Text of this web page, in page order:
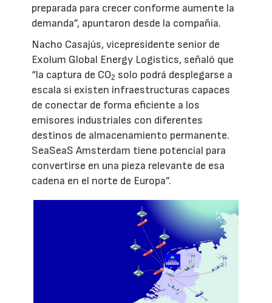
preparada para crecer conforme aumente la
demanda”, apuntaron desde la compañía.
Nacho Casajús, vicepresidente senior de
Exolum Global Energy Logistics, señaló que
“la captura de CO2 solo podrá desplegarse a
escala si existen infraestructuras capaces
de conectar de forma eficiente a los
emisores industriales con diferentes
destinos de almacenamiento permanente.
SeaSeaS Amsterdam tiene potencial para
convertirse en una pieza relevante de esa
cadena en el norte de Europa”.